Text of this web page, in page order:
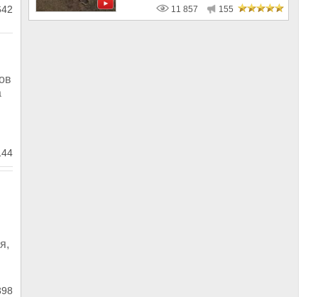
узнали,
11 857 155